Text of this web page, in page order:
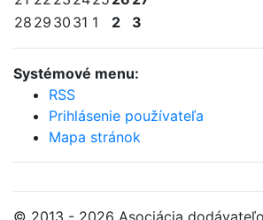
28 29 30 31 1 2 3
Systémové menu:
RSS
Prihlásenie používateľa
Mapa stránok
© 2013 - 2026 Asociácia